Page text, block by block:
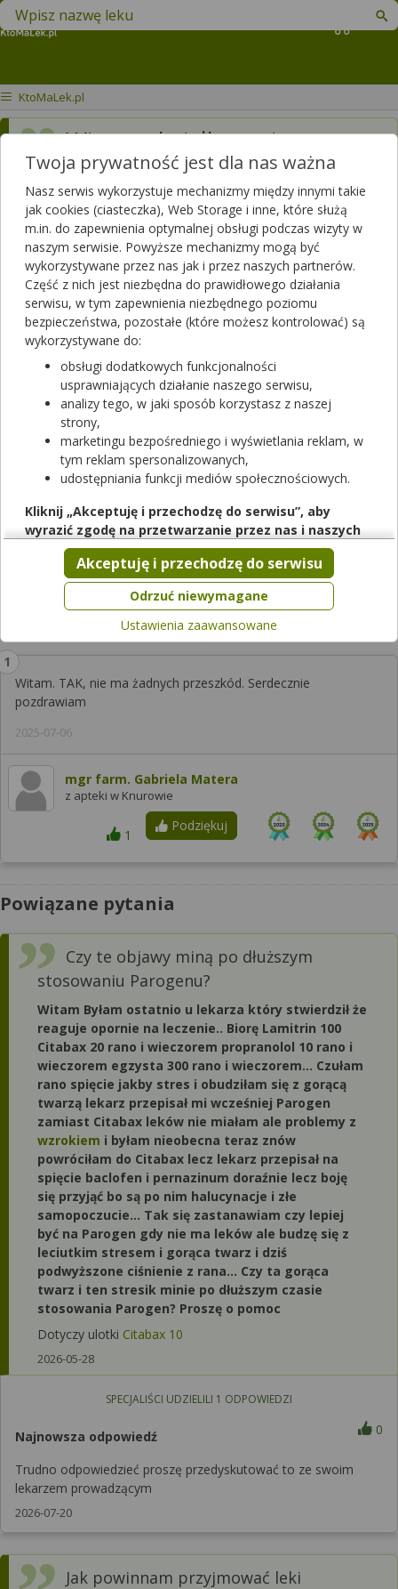
Koszyk
Znajdź lek w swojej okolicy
KtoMaLek.pl
Witam, chciałbym się
zapytać czy jak wezmę na
noc apapa noc to czy rano
mogę wziąć stoperan i
żadnych interakcji/skutków
ubocznych nie doświadczę?
Dotyczy ulotkiStoperan
Dotyczy:Mężczyzna, 22 lata
Zobacz, która apteka w Twoim mieście ma lek Stoperan
Sprawdzaj dostępność leków w ponad aptek w całej Polsce!
Sprawdź teraz
Odpowiedzi farmaceutów
Witam. TAK, nie ma żadnych przeszkód. Serdecznie
pozdrawiam
2025-07-06
mgr farm. Gabriela Matera
z apteki w Knurowie
Podziękuj
1
Powiązane pytania
Czy te objawy miną po dłuższym
stosowaniu Parogenu?
Witam Byłam ostatnio u lekarza który stwierdził że
reaguje opornie na leczenie.. Biorę Lamitrin 100
Citabax 20 rano i wieczorem propranolol 10 rano i
wieczorem egzysta 300 rano i wieczorem... Czułam
rano spięcie jakby stres i obudziłam się z gorącą
twarzą lekarz przepisał mi wcześniej Parogen
zamiast Citabax leków nie miałam ale problemy z
wzrokiem i byłam nieobecna teraz znów
powróciłam do Citabax lecz lekarz przepisał na
spięcie baclofen i pernazinum doraźnie lecz boję
się przyjąć bo są po nim halucynacje i złe
samopoczucie... Tak się zastanawiam czy lepiej
być na Parogen gdy nie ma leków ale budzę się z
leciutkim stresem i gorąca twarz i dziś
podwyższone ciśnienie z rana... Czy ta gorąca
twarz i ten stresik minie po dłuższym czasie
stosowania Parogen? Proszę o pomoc
Dotyczy ulotki Citabax 10
2026-05-28
SPECJALIŚCI UDZIELILI 1 ODPOWIEDZI
Najnowsza odpowiedź 0
Trudno odpowiedzieć proszę przedyskutować to ze swoim
lekarzem prowadzącym
2026-07-20
Jak powinnam przyjmować leki
Twoja prywatność jest dla nas ważna
Nasz serwis wykorzystuje mechanizmy między innymi takie
jak cookies (ciasteczka), Web Storage i inne, które służą
m.in. do zapewnienia optymalnej obsługi podczas wizyty w
naszym serwisie. Powyższe mechanizmy mogą być
wykorzystywane przez nas jak i przez naszych partnerów.
Część z nich jest niezbędna do prawidłowego działania
serwisu, w tym zapewnienia niezbędnego poziomu
bezpieczeństwa, pozostałe (które możesz kontrolować) są
wykorzystywane do:
obsługi dodatkowych funkcjonalności
usprawniających działanie naszego serwisu,
analizy tego, w jaki sposób korzystasz z naszej
strony,
marketingu bezpośredniego i wyświetlania reklam, w
tym reklam spersonalizowanych,
udostępniania funkcji mediów społecznościowych.
Kliknij „Akceptuję i przechodzę do serwisu”, aby
wyrazić zgodę na przetwarzanie przez nas i naszych
partnerów Twoich danych w powyższych celach.
Pamiętaj, że wyrażenie zgody jest dobrowolne, a wyrażoną
zgodę możesz w każdej chwili cofnąć, możesz też wycofać
zgodę na przetwarzanie Twoich danych tylko w niektórych
celach. Jeżeli chcesz dowiedzieć się więcej lub chcesz
Więcej informacji na temat wykorzystywania narzędzi
Serwisu.
Odrzuć niewymagane
Akceptuję i przechodzę do serwisu
Ustawienia zaawansowane